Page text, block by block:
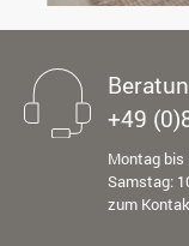
+49
Montag bis
Samstag:
zum